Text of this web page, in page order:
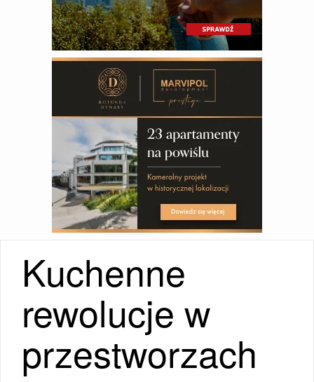
Kuchenne
rewolucje w
przestworzach